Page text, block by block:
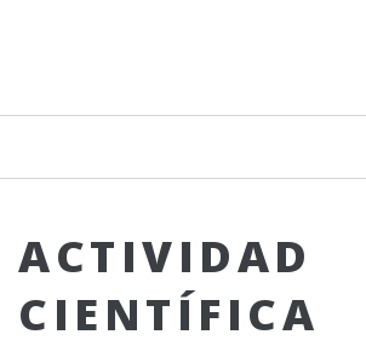
ACTIVIDAD
CIENTÍFICA